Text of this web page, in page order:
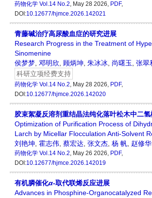
药物化学 Vol.14 No.2, May 28 2026, PDF,
DOI:10.12677/hjmce.2026.142021
青藤碱治疗高尿酸血症的研究进展
Research Progress in the Treatment of
Sinomenine
侯梦梦 邓明欣 顾炳坤 朱冰冰 尚曙玉
张翠
科研立项经费支持
药物化学 Vol.14 No.2, May 28 2026, PDF,
DOI:10.12677/hjmce.2026.142020
胶束絮凝反溶剂重结晶法纯化落叶松木中二
Optimization of Purification Process of
Larch by Micellar Flocculation Anti-Solvent
刘艳坤 霍志伟 蔡宏达 张文杰 杨 帆 赵修华
药物化学 Vol.14 No.2, May 26 2026, PDF,
DOI:10.12677/hjmce.2026.142019
有机膦催化α-取代联烯反应进展
Advances in Phosphine-Organocatalyzed